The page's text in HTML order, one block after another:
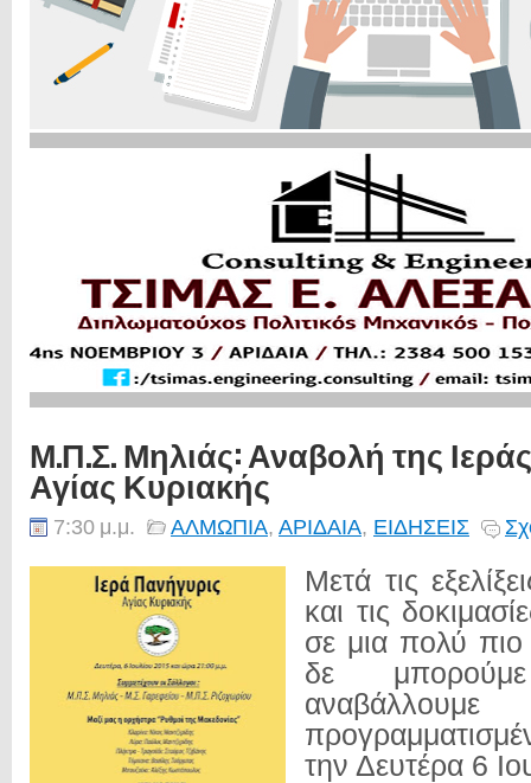
Μ.Π.Σ. Μηλιάς: Αναβολή της
Αγίας Κυριακής
7:30 μ.μ. ΑΛΜΩΠΙΑ, ΑΡΙΔΑΙΑ, ΕΙΔΗΣΕΙΣ
Μετά τις
και τις
σε μια πολύ
δε
την Δευτέρα 6